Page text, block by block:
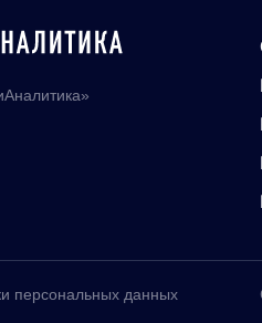
персональных данных